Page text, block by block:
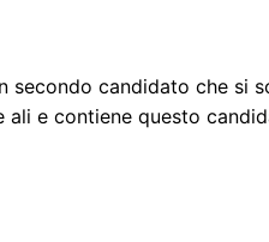
candidato che si
e contiene questo